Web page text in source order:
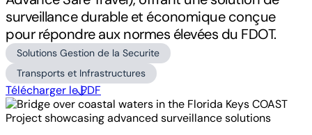
surveillance durable et économique conçue
pour répondre aux normes élevées du FDOT.
Solutions Gestion de la Securite
Transports et Infrastructures
Télécharger le PDF